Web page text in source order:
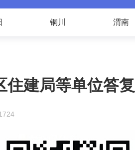
铜川 渭南
住建局等单位答